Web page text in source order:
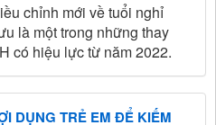
chỉnh mới về tuổi nghỉ
là một trong những thay
có hiệu lực từ năm 2022.
DỤNG TRẺ EM ĐỂ KIẾM